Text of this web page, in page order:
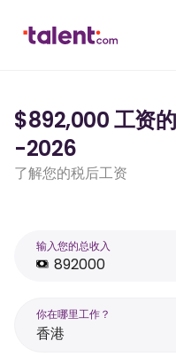
$892,000 工资
-2026
了解您的税后工资
输入您的总收入
你在哪里工作？
香港